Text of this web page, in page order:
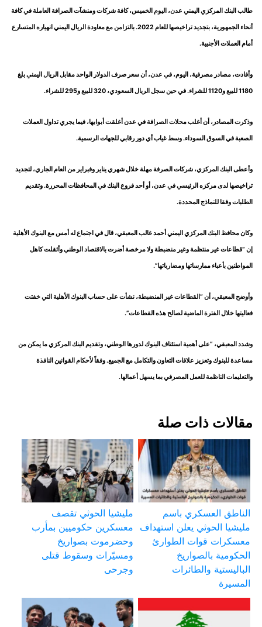
طالب البنك المركزي اليمني عدن، اليوم الخميس، كافة شركات ومنشآت الصرافة العاملة في كافة
أنحاء الجمهورية، بتجديد تراخيصها للعام 2022. بالتزامن مع معاودة الريال اليمني انهياره المتسارع
أمام العملات الأجنبية.
وأفادت، مصادر مصرفية، اليوم، في عدن، أن سعر صرف الدولار الواحد مقابل الريال اليمني بلغ
1180 للبيع و1120 للشراء. في حين سجل الريال السعودي، 320 للبيع و295 للشراء.
وذكرت المصادر، أن أغلب محلات الصرافة في عدن أغلقت أبوابها، فيما يجري تداول العملات
الصعبة في السوق السوداء. وسط غياب أي دور رقابي للجهات الرسمية.
وأعطى البنك المركزي، شركات الصرفة مهلة خلال شهري يناير وفبراير من العام الجاري، لتجديد
تراخيصها لدى مركزه الرئيسي في عدن، أو أحد فروع البنك في المحافظات المحررة. وتقديم
الطلبات وفقا للنماذج المحددة.
وكان محافظ البنك المركزي اليمني أحمد غالب المعبقي، قال في اجتماع له أمس مع البنوك الأهلية
إن “قطاعات غير منتظمة وغير منضبطة ولا مرخصة أضرت بالاقتصاد الوطني وأثقلت كاهل
المواطنين بأعباء ممارساتها ومضارباتها”.
وأوضح المعبقي، أن “القطاعات غير المنضبطة، نشأت على حساب البنوك الأهلية التي خفتت
فعاليتها خلال الفترة الماضية لصالح هذه القطاعات”.
وشدد المعبقي، “على أهمية استئناف البنوك لدورها الوطني، وتقديم البنك المركزي ما يمكن من
مساعدة للبنوك وتعزيز علاقات التعاون والتكامل مع الجميع. وفقاً لأحكام القوانين النافذة
والتعليمات الناظمة للعمل المصرفي بما يسهل أعمالها.
مقالات ذات صلة
الناطق العسكري باسم
مليشيا الحوثي يعلن استهداف
معسكرات قوات الطوارئ
الحكومية بالصواريخ
الباليستية والطائرات
المسيرة
مليشيا الحوثي تقصف
معسكرين حكوميين بمأرب
وحضرموت بصواريخ
ومسيّرات وسقوط قتلى
وجرحى